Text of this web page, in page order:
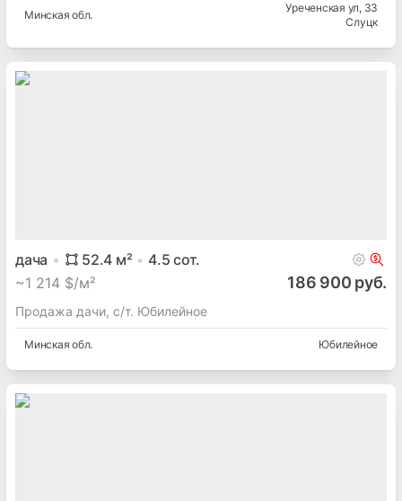
Минская обл.
Уреченская ул, 33
Слуцк
дача 52.4 м² 4.5 сот.
~1 214 $/м² 186 900 руб.
Продажа дачи, с/т. Юбилейное
Минская обл. Юбилейное